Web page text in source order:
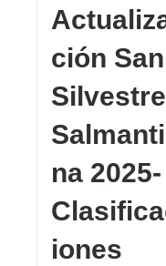
ción San
Silvestre
Salmanti
na 2025-
iones